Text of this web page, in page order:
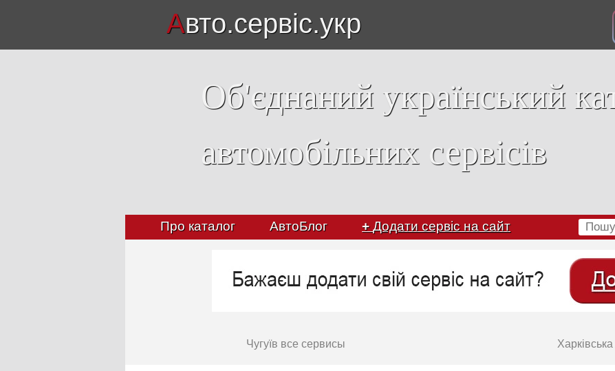
Авто.сервіс.укр
Об'єднаний український
автомобільних сервісів
Про каталог АвтоБлог + Додати сервіс на сайт
Чугуїв все сервисы